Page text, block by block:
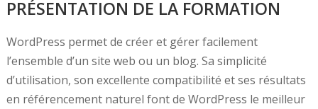
PRÉSENTATION DE LA FORMATION
WordPress permet de créer et gérer facilement
l’ensemble d’un site web ou un blog. Sa simplicité
d’utilisation, son excellente compatibilité et ses résultats
en référencement naturel font de WordPress le meilleur